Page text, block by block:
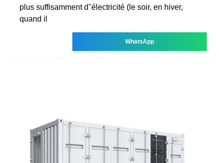
plus suffisamment d''électricité (le soir, en hiver,
quand il
WhatsApp